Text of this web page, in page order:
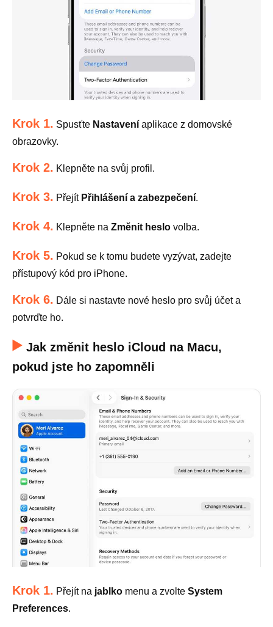
Krok 1. Spusťte Nastavení aplikace z domovské
obrazovky.
Krok 2. Klepněte na svůj profil.
Krok 3. Přejít Přihlášení a zabezpečení.
Krok 4. Klepněte na Změnit heslo volba.
Krok 5. Pokud se k tomu budete vyzývat, zadejte
přístupový kód pro iPhone.
Krok 6. Dále si nastavte nové heslo pro svůj účet a
potvrďte ho.
Jak změnit heslo iCloud na Macu,
pokud jste ho zapomněli
Krok 1. Přejít na jablko menu a zvolte System
Preferences.